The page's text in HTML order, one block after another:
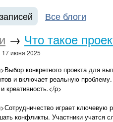
Все блоги
→ Что такое
17 июня 2025
конкретного проекта для
и включает реальную
креативность.</p>
играет ключевую
конфликты. Участники учатся